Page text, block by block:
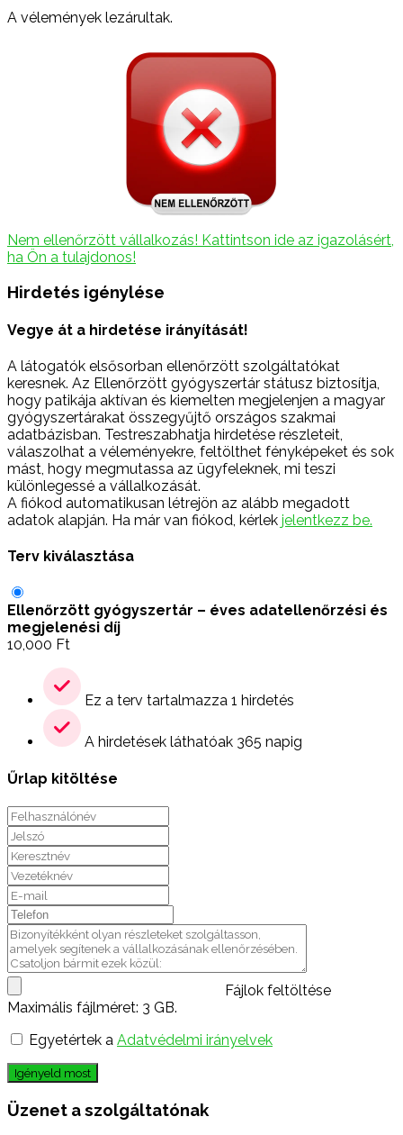
A vélemények lezárultak.
Nem ellenőrzött vállalkozás! Kattintson ide az igazolásért,
ha Ön a tulajdonos!
Hirdetés igénylése
Vegye át a hirdetése irányítását!
A látogatók elsősorban ellenőrzött szolgáltatókat
keresnek. Az Ellenőrzött gyógyszertár státusz biztosítja,
hogy patikája aktívan és kiemelten megjelenjen a magyar
gyógyszertárakat összegyűjtő országos szakmai
adatbázisban. Testreszabhatja hirdetése részleteit,
válaszolhat a véleményekre, feltölthet fényképeket és sok
mást, hogy megmutassa az ügyfeleknek, mi teszi
különlegessé a vállalkozását.
A fiókod automatikusan létrejön az alább megadott
adatok alapján. Ha már van fiókod, kérlek jelentkezz be.
Terv kiválasztása
Ellenőrzött gyógyszertár – éves adatellenőrzési és
megjelenési díj
10,000 Ft
Ez a terv tartalmazza 1 hirdetés
A hirdetések láthatóak 365 napig
Űrlap kitöltése
Fájlok feltöltése
Maximális fájlméret: 3 GB.
Egyetértek a Adatvédelmi irányelvek
Igényeld most
Üzenet a szolgáltatónak